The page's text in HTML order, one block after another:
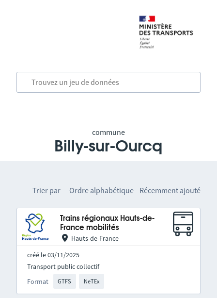
commune
Billy-sur-Ourcq
Trier par Ordre alphabétique Récemment ajouté
Trains régionaux Hauts-de-
France mobilités
Hauts-de-France
créé le 03/11/2025
Format GTFS NeTEx
Transport public collectif